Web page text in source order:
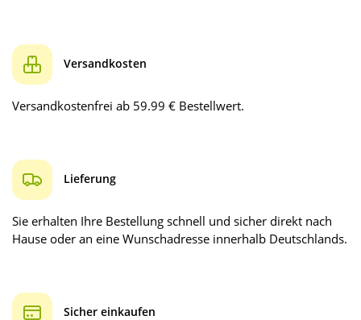
Versandkosten
Versandkostenfrei ab 59.99 € Bestellwert.
Lieferung
Sie erhalten Ihre Bestellung schnell und sicher direkt nach
Hause oder an eine Wunschadresse innerhalb Deutschlands.
Sicher einkaufen